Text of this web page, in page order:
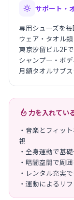
サポート・
専用シューズを
ウェア・タオル
東京汐留ビル2F
シャンプー・ボ
月額タオルサブ
力を入れてい
・音楽とフィッ
視
・全身運動で基
・暗闇空間で周
・レンタル充実
・運動によるリ